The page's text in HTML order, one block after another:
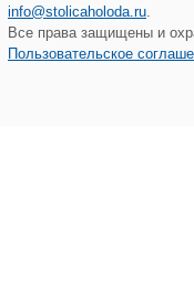
info@stolicaholoda.ru
Все права защищены и
Пользовательское